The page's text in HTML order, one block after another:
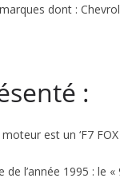
marques dont :
:
est un ‘F7
l’année 1995 : le